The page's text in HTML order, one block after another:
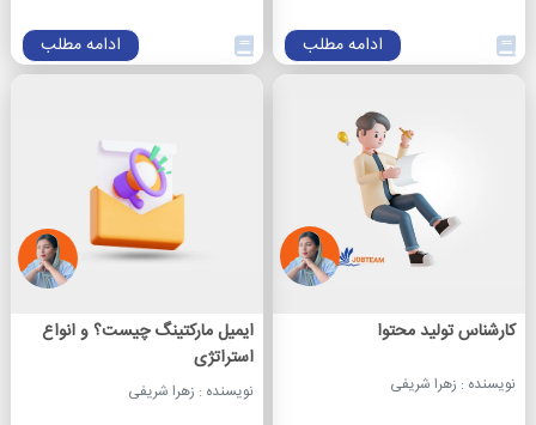
ادامه مطلب ادامه مطلب
کارشناس تولید محتوا
نویسنده : زهرا شریفی
ایمیل مارکتینگ چیست؟ و انواع
استراتژی
نویسنده : زهرا شریفی